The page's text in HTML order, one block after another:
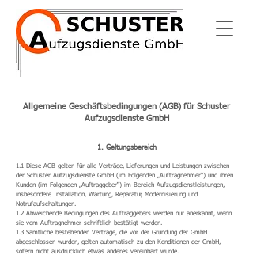
Allgemeine Geschäftsbedingungen (AGB) für Schuster
Aufzugsdienste GmbH
1. Geltungsbereich
1.1 Diese AGB gelten für alle Verträge, Lieferungen und Leistungen zwischen
der Schuster Aufzugsdienste GmbH (im Folgenden „Auftragnehmer“) und ihren
Kunden (im Folgenden „Auftraggeber“) im Bereich Aufzugsdienstleistungen,
insbesondere Installation, Wartung, Reparatur, Modernisierung und
Notrufaufschaltungen.
1.2 Abweichende Bedingungen des Auftraggebers werden nur anerkannt, wenn
sie vom Auftragnehmer schriftlich bestätigt werden.
1.3 Sämtliche bestehenden Verträge, die vor der Gründung der GmbH
abgeschlossen wurden, gelten automatisch zu den Konditionen der GmbH,
sofern nicht ausdrücklich etwas anderes vereinbart wurde.